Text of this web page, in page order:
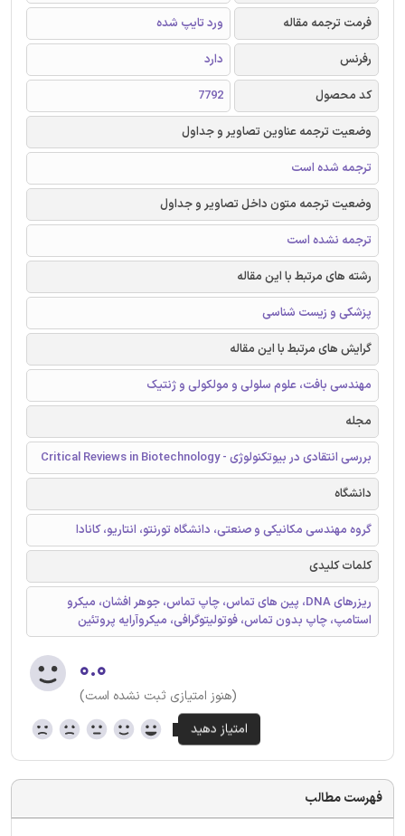
فرمت ترجمه مقاله
ورد تایپ شده
رفرنس
دارد
کد محصول
7792
وضعیت ترجمه عناوین تصاویر و جداول
ترجمه شده است
وضعیت ترجمه متون داخل تصاویر و جداول
ترجمه نشده است
رشته های مرتبط با این مقاله
پزشکی و زیست شناسی
گرایش های مرتبط با این مقاله
مهندسی بافت، علوم سلولی و مولکولی و ژنتیک
مجله
بررسی انتقادی در بیوتکنولوژی - Critical Reviews in Biotechnology
دانشگاه
گروه مهندسی مکانیکی و صنعتی، دانشگاه تورنتو، انتاریو، کانادا
کلمات کلیدی
ریزرهای DNA، پین های تماس، چاپ تماس، جوهر افشان، میکرو
استامپ، چاپ بدون تماس، فوتولیتوگرافی، میکروآرایه پروتئین
۰.۰
(هنوز امتیازی ثبت نشده است)
فهرست مطالب